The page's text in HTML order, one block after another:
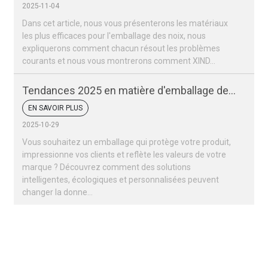
2025-11-04
Dans cet article, nous vous présenterons les matériaux
les plus efficaces pour l'emballage des noix, nous
expliquerons comment chacun résout les problèmes
courants et nous vous montrerons comment XIND...
Tendances 2025 en matière d'emballage des
fruits secs et des noix
EN SAVOIR PLUS
2025-10-29
Vous souhaitez un emballage qui protège votre produit,
impressionne vos clients et reflète les valeurs de votre
marque ? Découvrez comment des solutions
intelligentes, écologiques et personnalisées peuvent
changer la donne…